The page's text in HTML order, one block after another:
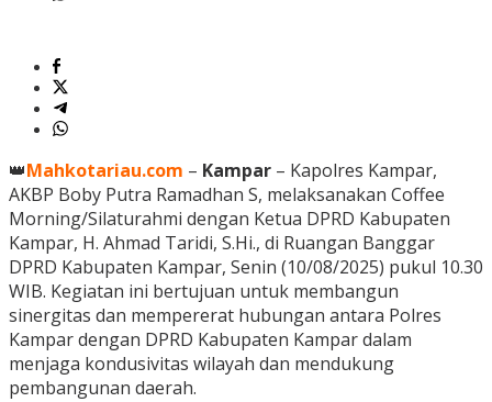
👑Mahkotariau.com – Kampar – Kapolres Kampar,
AKBP Boby Putra Ramadhan S, melaksanakan Coffee
Morning/Silaturahmi dengan Ketua DPRD Kabupaten
Kampar, H. Ahmad Taridi, S.Hi., di Ruangan Banggar
DPRD Kabupaten Kampar, Senin (10/08/2025) pukul 10.30
WIB. Kegiatan ini bertujuan untuk membangun
sinergitas dan mempererat hubungan antara Polres
Kampar dengan DPRD Kabupaten Kampar dalam
menjaga kondusivitas wilayah dan mendukung
pembangunan daerah.